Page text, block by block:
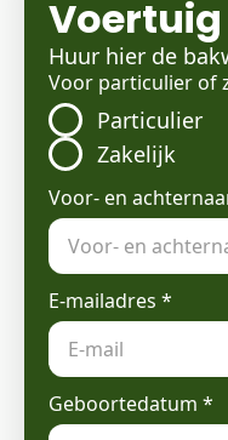
Huur hier de
Voor particulier of
Particulier
Zakelijk
Voor- en
E-mailadres *
Geboortedatum *